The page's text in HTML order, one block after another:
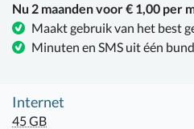
Nu 2 maanden voor € 1,00 per
Maakt gebruik van het best
Minuten en SMS uit één
Internet
45 GB